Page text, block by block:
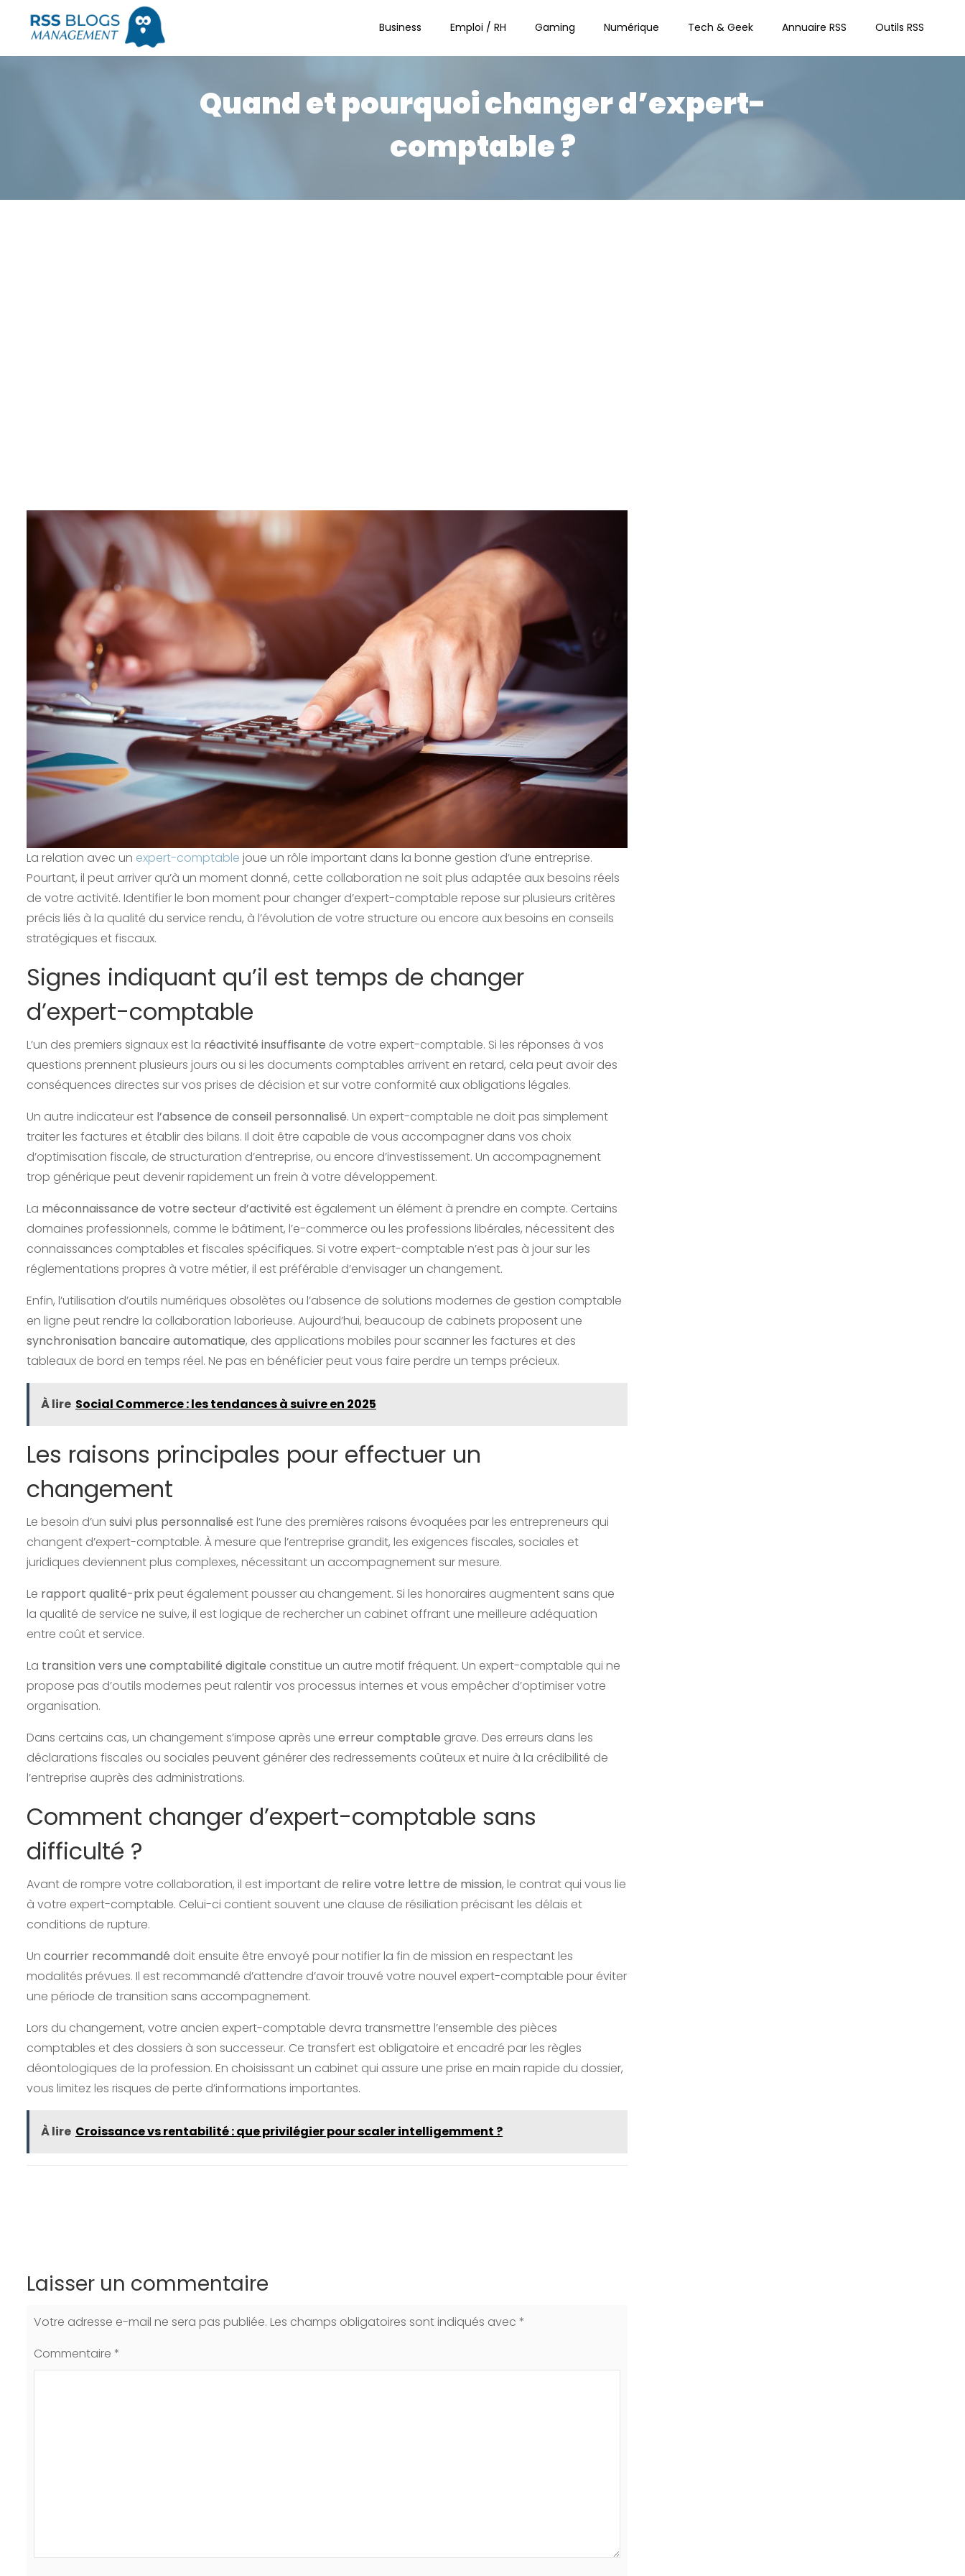
Business Emploi / RH Gaming Numérique Tech & Geek Annuaire RSS Outils RSS
Quand et pourquoi changer d’expert-
comptable ?
La relation avec un expert-comptable joue un rôle important dans la bonne gestion d’une entreprise.
Pourtant, il peut arriver qu’à un moment donné, cette collaboration ne soit plus adaptée aux besoins réels
de votre activité. Identifier le bon moment pour changer d’expert-comptable repose sur plusieurs critères
précis liés à la qualité du service rendu, à l’évolution de votre structure ou encore aux besoins en conseils
stratégiques et fiscaux.
Signes indiquant qu’il est temps de changer
d’expert-comptable
L’un des premiers signaux est la réactivité insuffisante de votre expert-comptable. Si les réponses à vos
questions prennent plusieurs jours ou si les documents comptables arrivent en retard, cela peut avoir des
conséquences directes sur vos prises de décision et sur votre conformité aux obligations légales.
Un autre indicateur est l’absence de conseil personnalisé. Un expert-comptable ne doit pas simplement
traiter les factures et établir des bilans. Il doit être capable de vous accompagner dans vos choix
d’optimisation fiscale, de structuration d’entreprise, ou encore d’investissement. Un accompagnement
trop générique peut devenir rapidement un frein à votre développement.
La méconnaissance de votre secteur d’activité est également un élément à prendre en compte. Certains
domaines professionnels, comme le bâtiment, l’e-commerce ou les professions libérales, nécessitent des
connaissances comptables et fiscales spécifiques. Si votre expert-comptable n’est pas à jour sur les
réglementations propres à votre métier, il est préférable d’envisager un changement.
Enfin, l’utilisation d’outils numériques obsolètes ou l’absence de solutions modernes de gestion comptable
en ligne peut rendre la collaboration laborieuse. Aujourd’hui, beaucoup de cabinets proposent une
synchronisation bancaire automatique, des applications mobiles pour scanner les factures et des
tableaux de bord en temps réel. Ne pas en bénéficier peut vous faire perdre un temps précieux.
À lire Social Commerce : les tendances à suivre en 2025
Les raisons principales pour effectuer un
changement
Le besoin d’un suivi plus personnalisé est l’une des premières raisons évoquées par les entrepreneurs qui
changent d’expert-comptable. À mesure que l’entreprise grandit, les exigences fiscales, sociales et
juridiques deviennent plus complexes, nécessitant un accompagnement sur mesure.
Le rapport qualité-prixpeut également pousser au changement. Si les honoraires augmentent sans que
la qualité de service ne suive, il est logique de rechercher un cabinet offrant une meilleure adéquation
entre coût et service.
La transition vers une comptabilité digitale constitue un autre motif fréquent. Un expert-comptable qui ne
propose pas d’outils modernes peut ralentir vos processus internes et vous empêcher d’optimiser votre
organisation.
Dans certains cas, un changement s’impose après une erreur comptable grave. Des erreurs dans les
déclarations fiscales ou sociales peuvent générer des redressements coûteux et nuire à la crédibilité de
l’entreprise auprès des administrations.
Comment changer d’expert-comptable sans
difficulté ?
Avant de rompre votre collaboration, il est important de relire votre lettre de mission, le contrat qui vous lie
à votre expert-comptable. Celui-ci contient souvent une clause de résiliation précisant les délais et
conditions de rupture.
Un courrier recommandé doit ensuite être envoyé pour notifier la fin de mission en respectant les
modalités prévues. Il est recommandé d’attendre d’avoir trouvé votre nouvel expert-comptable pour éviter
une période de transition sans accompagnement.
Lors du changement, votre ancien expert-comptable devra transmettre l’ensemble des pièces
comptables et des dossiers à son successeur. Ce transfert est obligatoire et encadré par les règles
déontologiques de la profession. En choisissant un cabinet qui assure une prise en main rapide du dossier,
vous limitez les risques de perte d’informations importantes.
À lire Croissance vs rentabilité : que privilégier pour scaler intelligemment ?
Laisser un commentaire
Votre adresse e-mail ne sera pas publiée. Les champs obligatoires sont indiqués avec *
Commentaire *